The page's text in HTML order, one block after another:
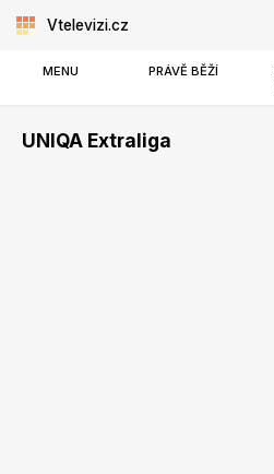
Vtelevizi.cz
MENU PRÁVĚ BĚŽÍ
UNIQA Extraliga